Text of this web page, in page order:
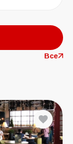
Все